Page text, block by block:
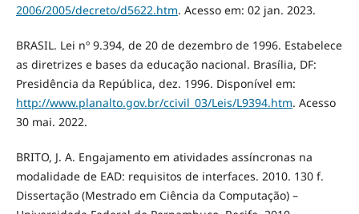
2006/2005/decreto/d5622.htm. Acesso em: 02 jan. 2023.
BRASIL. Lei nº 9.394, de 20 de dezembro de 1996. Estabelece
as diretrizes e bases da educação nacional. Brasília, DF:
Presidência da República, dez. 1996. Disponível em:
http://www.planalto.gov.br/ccivil_03/Leis/L9394.htm. Acesso
30 mai. 2022.
BRITO, J. A. Engajamento em atividades assíncronas na
modalidade de EAD: requisitos de interfaces. 2010. 130 f.
Dissertação (Mestrado em Ciência da Computação) –